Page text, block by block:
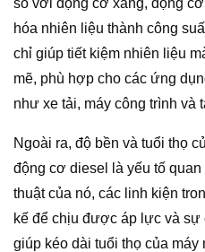
hóa nhiên liệu thành công
chỉ giúp tiết kiệm nhiên liệu
mẽ, phù hợp cho các ứng
như xe tải, máy công trình và
Ngoài ra, độ bền và tuổi thọ
động cơ diesel là yếu tố
thuật của nó, các linh kiện
kế để chịu được áp lực và
giúp kéo dài tuổi thọ của